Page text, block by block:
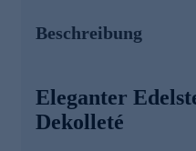
Schmuck in
Beschreibung
Eleganter
Dekolleté